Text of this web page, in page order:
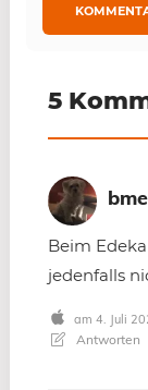
5
Beim
jedenfalls
am 4. Juli
Antworten